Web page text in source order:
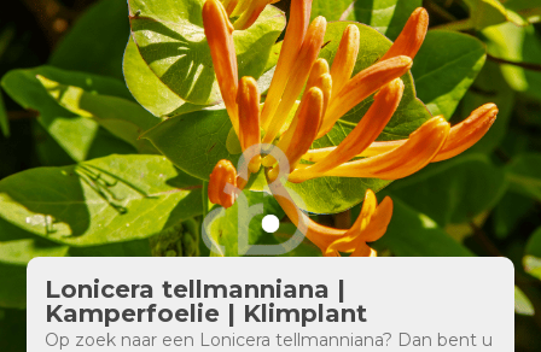
Lonicera tellmanniana |
Kamperfoelie | Klimplant
Op zoek naar een Lonicera tellmanniana? Dan bent u